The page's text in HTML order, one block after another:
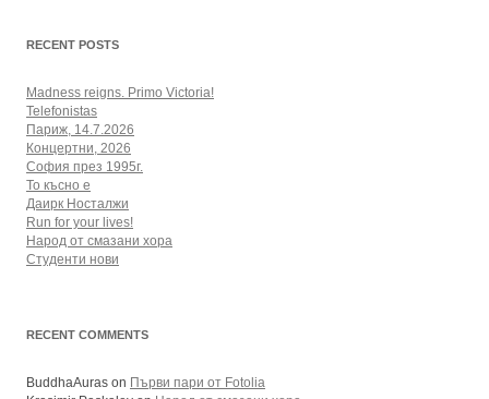
RECENT POSTS
Madness reigns. Primo Victoria!
Telefonistas
Париж, 14.7.2026
Концертни, 2026
София през 1995г.
То късно е
Даирк Носталжи
Run for your lives!
Народ от смазани хора
Студенти нови
RECENT COMMENTS
BuddhaAuras on Първи пари от Fotolia